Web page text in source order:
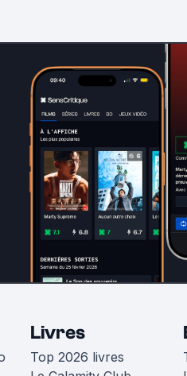
Livres
Top 2026 livres